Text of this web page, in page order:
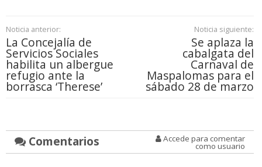
Noticia anterior:
La Concejalía de
Servicios Sociales
habilita un albergue
refugio ante la
borrasca ‘Therese’
Noticia siguiente:
Se aplaza la
cabalgata del
Carnaval de
Maspalomas para el
sábado 28 de marzo
Comentarios Accede para comentar
como usuario